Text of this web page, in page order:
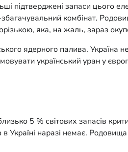
підтверджені запаси цього
комбінат.
яка, на жаль, зараз
ядерного палива.
український уран у
5 % світових запасів
наразі немає. Родовища